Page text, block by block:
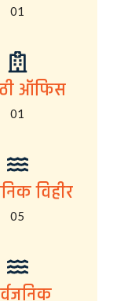
01
ऑफिस
01
विहीर
05